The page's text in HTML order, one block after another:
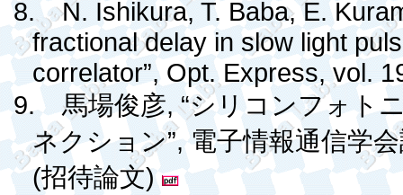
8.
N. Ishikura, T. Baba, E.
fractional delay in slow light
correlator”, Opt. Express, vol.
9.
馬場俊彦, “シリコンフォト
ネクション”,電子情報通信学
(招待論文)